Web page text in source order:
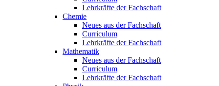
Lehrkräfte der Fachschaft
Chemie
Neues aus der Fachschaft
Curriculum
Lehrkräfte der Fachschaft
Mathematik
Neues aus der Fachschaft
Curriculum
Lehrkräfte der Fachschaft